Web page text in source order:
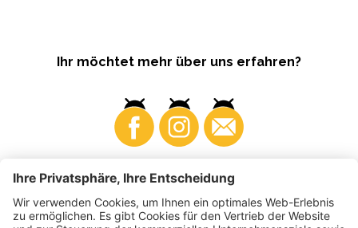
Ihr möchtet mehr über uns erfahren?
Business Produzenten